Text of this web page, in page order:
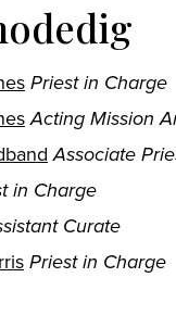
Priest in Charge
Acting Mission
Associate
in Charge
Curate
Priest in Charge